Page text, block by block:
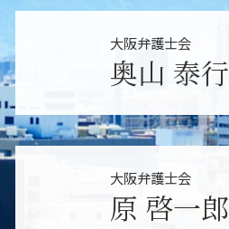
限定承認 弁護士 相談
相続調査 方法
遺言書 遺留分
遺言書 公正証書 効力
債権回収 調査
交通事故 賠償金
損害賠償請求 弁護士
民事事件 流れ
債権回収 調停
堺市 不当解雇
東大阪市 遺言 弁護士
吹田市 雇い止め
東大阪市 不当解雇
東大阪市 雇い止め
大阪市 不当解雇
大阪市 遺言 弁護士
堺市 雇い止め
吹田市 遺言 弁護士
大阪弁護士会
奥山 泰行
大阪弁護士会
原 啓一郎